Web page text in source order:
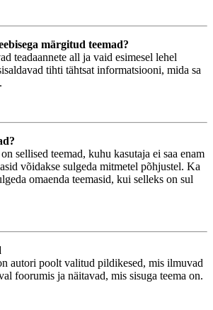
märgitud teemad?
teadaannete all ja vaid esimesel lehel
tihti tähtsat informatsiooni, mida sa
sellised teemad, kuhu kasutaja ei saa enam
võidakse sulgeda mitmetel põhjustel. Ka
omaenda teemasid, kui selleks on sul
autori poolt valitud pildikesed, mis ilmuvad
foorumis ja näitavad, mis sisuga teema on.